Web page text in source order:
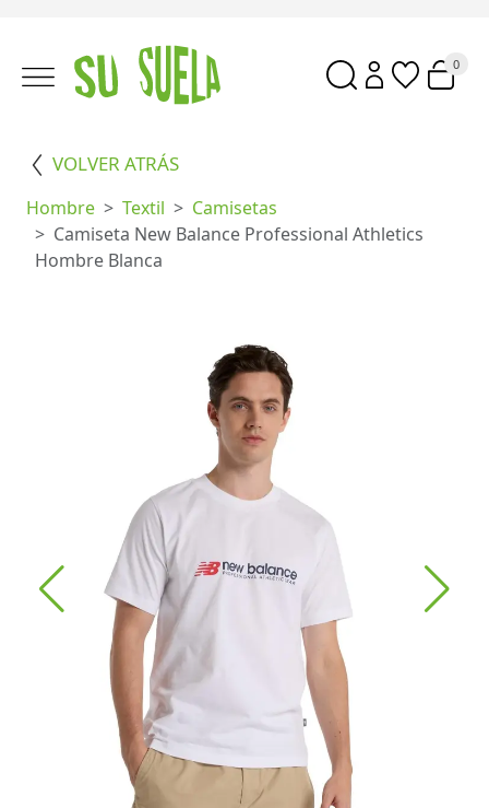
0
VOLVER ATRÁS
Hombre Textil
Camisetas
Camiseta New Balance Professional Athletics
Hombre Blanca